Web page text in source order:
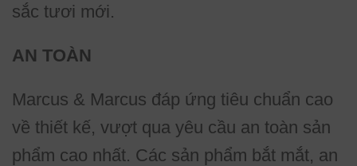
sắc tươi mới.
AN TOÀN
Marcus & Marcus đáp ứng tiêu chuẩn cao
về thiết kế, vượt qua yêu cầu an toàn sản
phẩm cao nhất. Các sản phẩm bắt mắt, an